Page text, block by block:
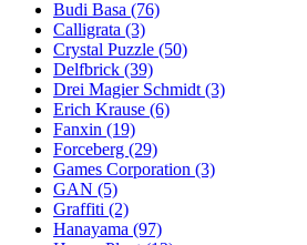
Budi Basa (76)
Calligrata (3)
Crystal Puzzle (50)
Delfbrick (39)
Drei Magier Schmidt (3)
Erich Krause (6)
Fanxin (19)
Forceberg (29)
Games Corporation (3)
GAN (5)
Graffiti (2)
Hanayama (97)